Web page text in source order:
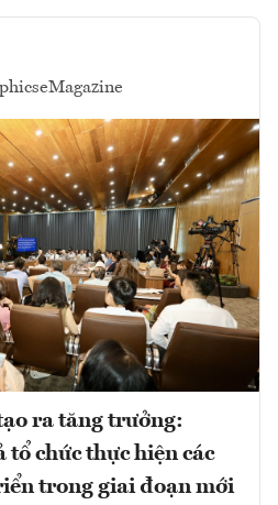
eMagazine
ra tăng trưởng:
tổ chức thực hiện các
trong giai đoạn mới